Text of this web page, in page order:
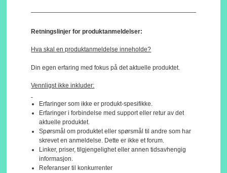
Retningslinjer for produktanmeldelser:
Hva skal en produktanmeldelse inneholde?
Din egen erfaring med fokus på det aktuelle produktet.
Vennligst ikke inkluder:
Erfaringer som ikke er produkt-spesifikke.
Erfaringer i forbindelse med support eller retur av det
aktuelle produktet.
Spørsmål om produktet eller spørsmål til andre som har
skrevet en anmeldelse. Dette er ikke et forum.
Linker, priser, tilgjengelighet eller annen tidsavhengig
informasjon.
Referanser til konkurrenter